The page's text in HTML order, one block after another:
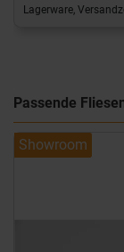
Lagerware,
Passende
Showroom